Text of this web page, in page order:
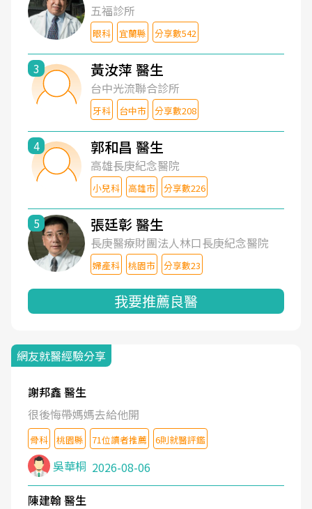
五福診所
眼科 宜蘭縣 分享數542
3 黃汝萍 醫生
台中光流聯合診所
牙科 台中市 分享數208
4 郭和昌 醫生
高雄長庚紀念醫院
小兒科 高雄市 分享數226
5 張廷彰 醫生
長庚醫療財團法人林口長庚紀念醫院
婦產科 桃園市 分享數23
我要推薦良醫
網友就醫經驗分享
謝邦鑫 醫生
很後悔帶媽媽去給他開
骨科 桃園縣 71位讀者推薦 6則就醫評鑑
吳華桐 2026-08-06
陳建翰 醫生